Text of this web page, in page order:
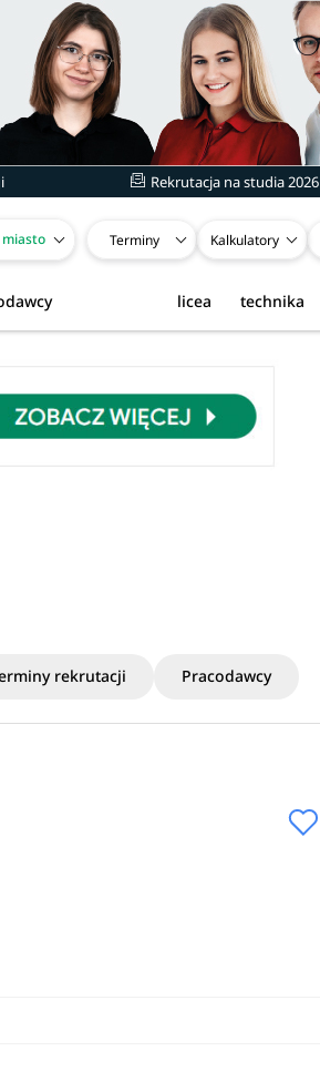
Rekrutacja na studia 2026
Terminy Kalkulatory
technika
licea
rekrutacji Pracodawcy